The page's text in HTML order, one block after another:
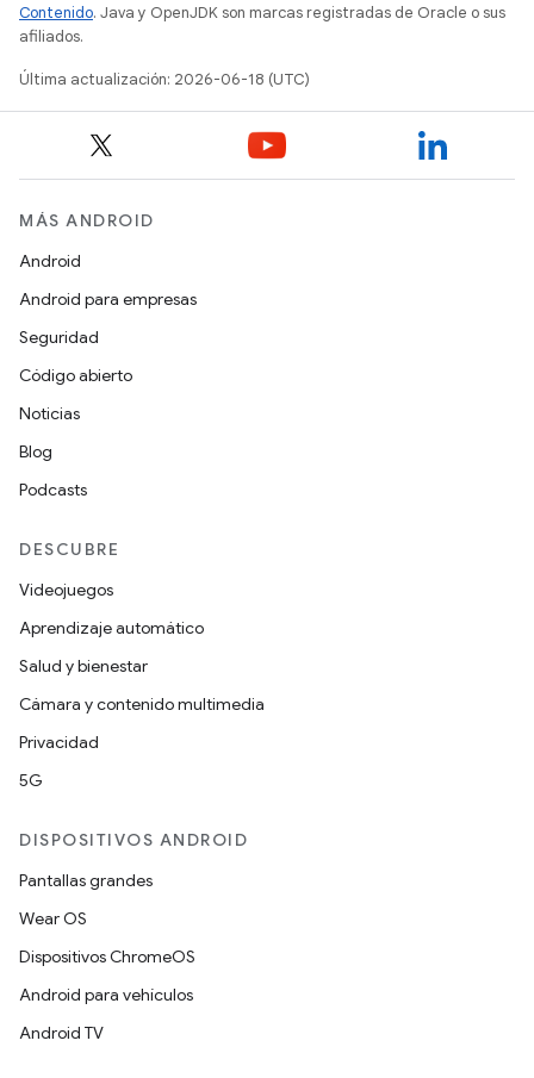
Contenido. Java y OpenJDK son marcas registradas de Oracle o sus
afiliados.
Última actualización: 2026-06-18 (UTC)
MÁS ANDROID
Android
Android para empresas
Seguridad
Código abierto
Noticias
Blog
Podcasts
DESCUBRE
Videojuegos
Aprendizaje automático
Salud y bienestar
Cámara y contenido multimedia
Privacidad
5G
DISPOSITIVOS ANDROID
Pantallas grandes
Wear OS
Dispositivos ChromeOS
Android para vehículos
Android TV